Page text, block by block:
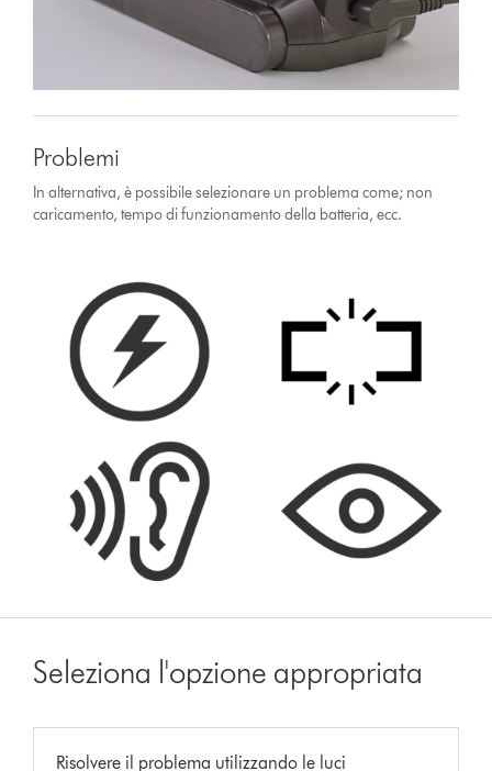
Problemi
In alternativa, è possibile selezionare un problema come; non
caricamento, tempo di funzionamento della batteria, ecc.
Seleziona l'opzione appropriata
Risolvere il problema utilizzando le luci